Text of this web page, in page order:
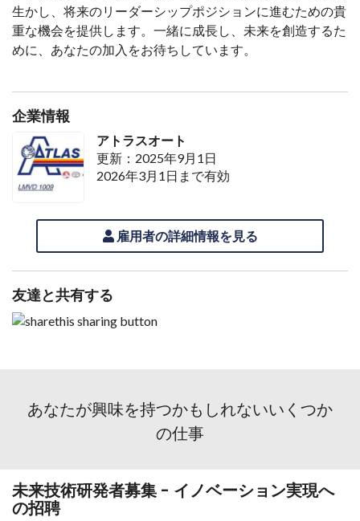
生かし、将来のリーダーシップポジションに進むための貴
重な機会を提供します。一緒に成長し、未来を創造するた
めに、あなたの加入をお待ちしています。
企業情報
アトラスオート
更新：2025年9月1日
2026年3月1日まで有効
雇用者の詳細情報を見る
友達と共有する
あなたが興味を持つかもしれないいくつか
の仕事
未来技術研発者募集 - イノベーション実現へ
の招聘